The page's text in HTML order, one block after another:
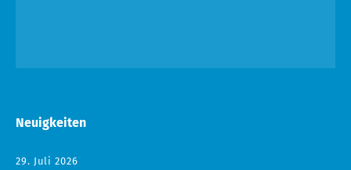
Neuigkeiten
29. Juli 2026